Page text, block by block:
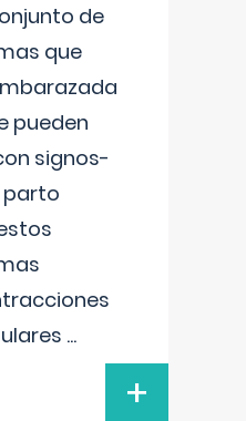
de
que
pueden
signos-
parto
...
+